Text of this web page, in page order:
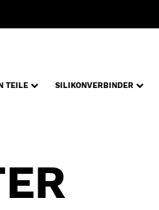
TEILE SILIKONVERBINDER